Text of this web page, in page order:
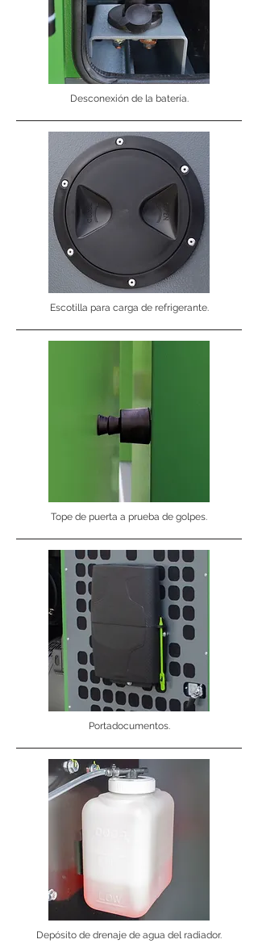
Desconexión de la batería.
Escotilla para carga de refrigerante.
Tope de puerta a prueba de golpes.
Portadocumentos.
Depósito de drenaje de agua del radiador.